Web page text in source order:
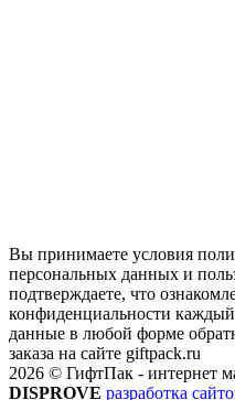
Вы принимаете условия
персональных данных и
подтверждаете, что
конфиденциальности каждый
данные в любой форме
заказа на сайте giftpack.ru
2026 © ГифтПак - интернет
DISPROVE разработка